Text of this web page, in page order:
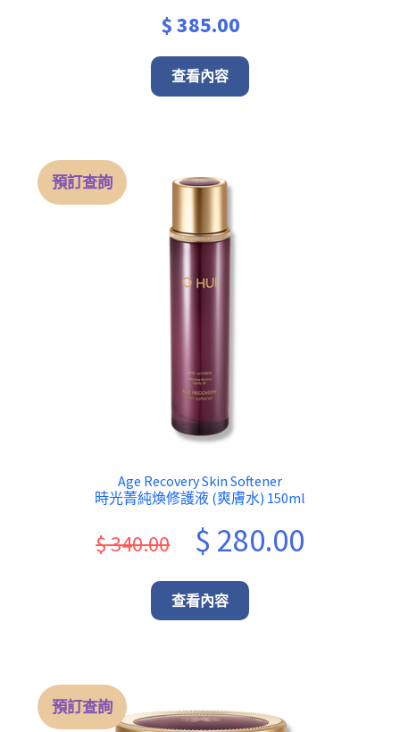
$385.00
查看內容
預訂查詢
Age Recovery Skin Softener
時光菁純煥修護液 (爽膚水) 150ml
$340.00
Original
price
was:
$ 280.00Current
查看內容
預訂查詢